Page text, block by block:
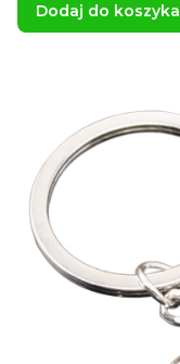
Dodaj do koszyka